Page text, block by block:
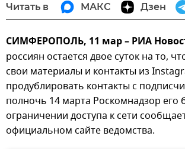
Читать в МАКС Дзен
СИМФЕРОПОЛЬ, 11 мар – РИА
россиян остается двое суток на то,
свои материалы и контакты из
продублировать контакты с
полночь 14 марта Роскомнадзор его
ограничении доступа к сети
официальном сайте ведомства.